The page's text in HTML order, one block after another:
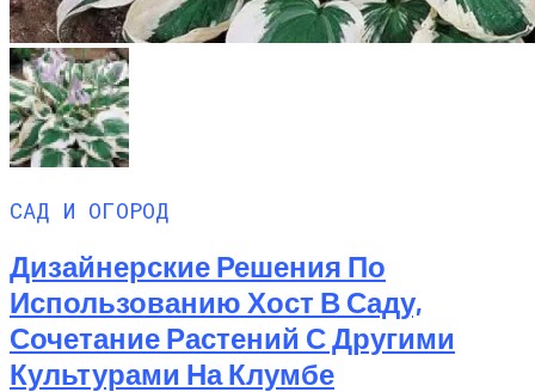
САД И ОГОРОД
Дизайнерские Решения По
Использованию Хост В Саду,
Сочетание Растений С Другими
Культурами На Клумбе